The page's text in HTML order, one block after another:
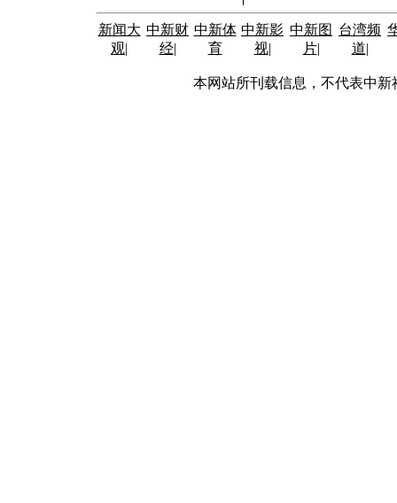
新闻大
观|
中新财
经|
中新体
育
中新影
视|
中新图
片|
台湾频
道|
本网站所刊载信息，不代表中